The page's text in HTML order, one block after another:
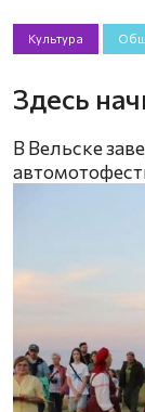
Культура
Здесь
В Вельске